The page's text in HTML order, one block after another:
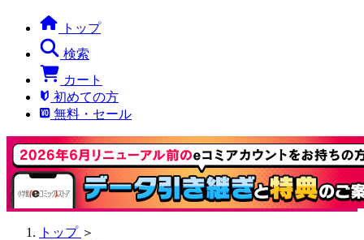
トップ
検索
カート
初めての方
無料・セール
トップ ＞